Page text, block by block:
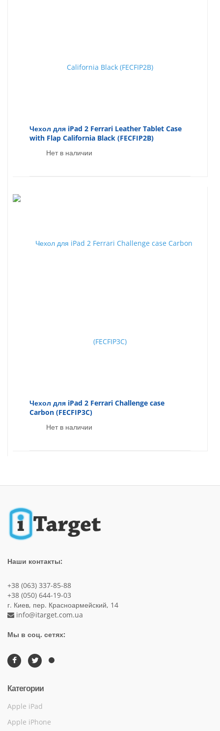
Чехол для iPad 2 Ferrari Leather Tablet Case
with Flap California Black (FECFIP2B)
Нет в наличии
Чехол для iPad 2 Ferrari Challenge case
Carbon (FECFIP3C)
Нет в наличии
Наши контакты:
+38 (063) 337-85-88
+38 (050) 644-19-03
г. Киев, пер. Красноармейский, 14
info@itarget.com.ua
Мы в соц. сетях:
Категории
Apple iPad
Apple iPhone